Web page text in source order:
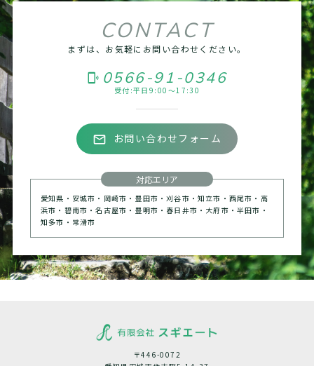
CONTACT
まずは、お気軽にお問い合わせください。
phonelink_ring 0566-91-0346
受付:平日9:00～17:30
mail_outline お問い合わせフォーム
対応エリア
愛知県・安城市・岡崎市・豊田市・刈谷市・知立市・西尾市・高
浜市・碧南市・名古屋市・豊明市・春日井市・大府市・半田市・
知多市・常滑市
〒446-0072